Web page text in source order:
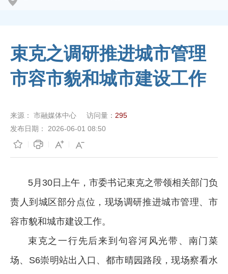
束克之调研推进城市管理
市容市貌和城市建设工作
来源： 市融媒体中心 访问量： 295
发布日期：
2026-06-01 08:50
5月30日上午，市委书记束克之带领相关部门负
责人到城区部分点位，现场调研推进城市管理、市
容市貌和城市建设工作。
束克之一行先后来到句容河风光带、南门菜
场、S6崇明站出入口、都市晴园路段，现场察看水